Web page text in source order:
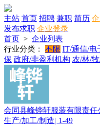
主站 首页 招聘 兼职 简历
发布求职 企业登录
首页 > 企业列表
行业分类：
不限 IT/通信/电
保 政府/非盈利机构 农/林/
会同县峰铧轩服装有限责任
生产/加工/制造| 1-49